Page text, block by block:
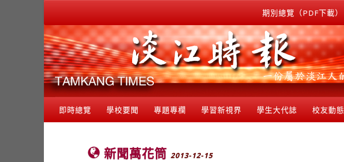
期別總覽（PDF下載）
即時總覽 學校要聞 專題專欄 學習新視界 學生大代誌 校友動態
新聞萬花筒 2013-12-15